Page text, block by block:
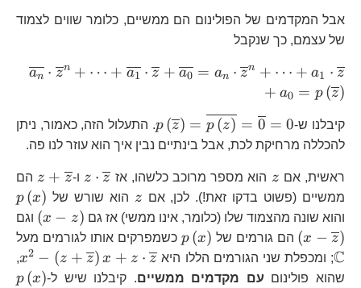
אבל המקדמים של הפולינום הם ממשיים, כלומר שווים לצמוד
של עצמם, כך שנקבל
an ⋅ zn + ⋯ + a1 ⋅ z + a0 = an ⋅ zn + ⋯ + a1 ⋅ z
+ a0 = p (z)
קיבלנו ש- p (z) = p (z) = 0 = 0
. התעלול הזה, כאמור, ניתן
להכללה מרחיקת לכת, אבל בינתיים נבין איך הוא עוזר לנו פה.
ראשית, אם z z הוא מספר מרוכב כלשהו, אז z ⋅ z ו- z + z
הם
ממשיים (פשוט בדקו זאת!). לכן, אם
z
z הוא שורש של p (x)
והוא שונה מהצמוד שלו (כלומר, אינו ממשי) אז גם (x − z) וגם
\left(x-
\overline{z}\right)
(x − z) הם גורמים של
p\left(x\right)
p (x) כשמפרקים אותו לגורמים מעל
C; ומכפלת שני הגורמים הללו היא x2 − (z + z) x + z ⋅ z
,
שהוא פולינום עם מקדמים ממשיים. קיבלנו שיש ל- p (x)